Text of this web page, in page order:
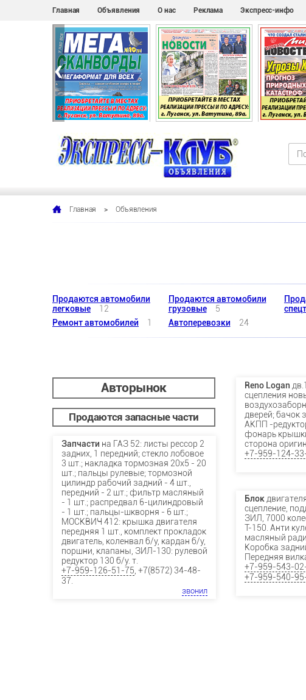
Главная Объявления О нас Реклама Экспресс-инфо
‹
Главная > Объявления
Продаются автомобили
легковые
12
Продаются автомобили
грузовые
5
Ремонт автомобилей
1 Автоперевозки 24
Авторынок
Продаются запасные части
Запчасти на ГАЗ 52: листы рессор 2
задних, 1 передний; стекло лобовое
3 шт.; накладка тормозная 20х5 - 20
шт.; пальцы рулевые; тормозной
цилиндр рабочий задний - 4 шт.,
передний - 2 шт.; фильтр масляный
- 1 шт.; распредвал 6-цилиндровый
- 1 шт.; пальцы-шкворня - 6 шт.;
МОСКВИЧ 412: крышка двигателя
передняя 1 шт., комплект прокладок
двигатель, коленвал б/у, кардан б/у,
поршни, клапаны, ЗИЛ-130: рулевой
редуктор 130 б/у. т.
+7-959-126-51-75 , +7(8572) 34-48-
37.
звонил
Reno Logan
сцепления
дверей; бачок
АКПП -
фонарь
сторона
+7-959-124-
Блок
сцепление,
ЗИЛ, 7000
Т-150. Анти
масляный
Коробка
Передняя
+7-959-543-
+7-959-540-